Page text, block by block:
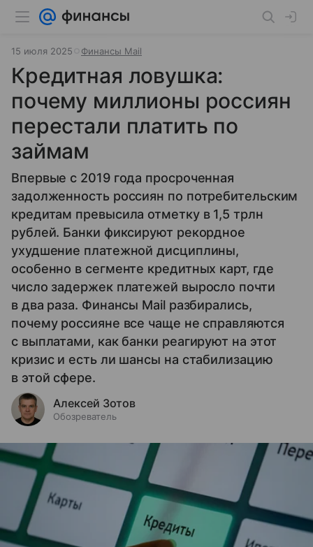
15 июля 2025 Финансы Mail
Кредитная ловушка:
почему миллионы россиян
перестали платить по
займам
Впервые с 2019 года просроченная
задолженность россиян по потребительским
кредитам превысила отметку в 1,5 трлн
рублей. Банки фиксируют рекордное
ухудшение платежной дисциплины,
особенно в сегменте кредитных карт, где
число задержек платежей выросло почти
в два раза. Финансы Mail разбирались,
почему россияне все чаще не справляются
с выплатами, как банки реагируют на этот
кризис и есть ли шансы на стабилизацию
в этой сфере.
Алексей Зотов
Обозреватель